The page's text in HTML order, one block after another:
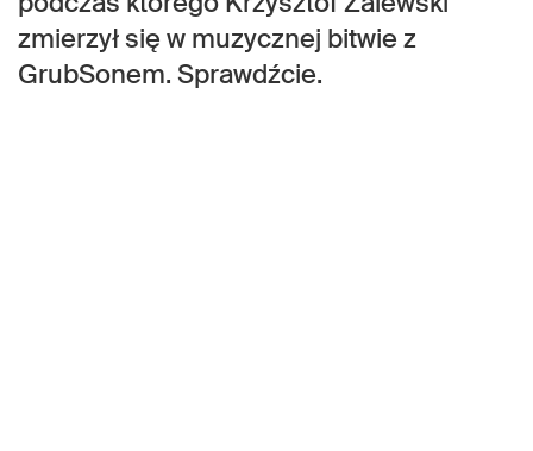
zmierzył się w muzycznej bitwie z
GrubSonem. Sprawdźcie.